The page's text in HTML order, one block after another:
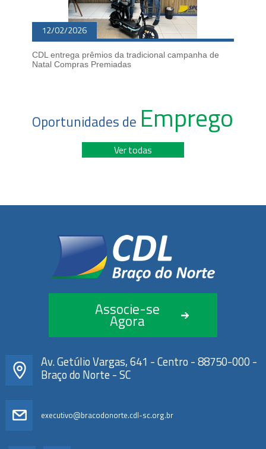
12/02/2026
CDL entrega prêmios da tradicional campanha de
Natal Compras Premiadas
Oportunidades de Emprego
Ver todas
Associe-se
Agora
Av. Getúlio Vargas, 641 - Centro - 88750-000 -
Braço do Norte - SC
executivo@bracodonorte.cdl-sc.org.br